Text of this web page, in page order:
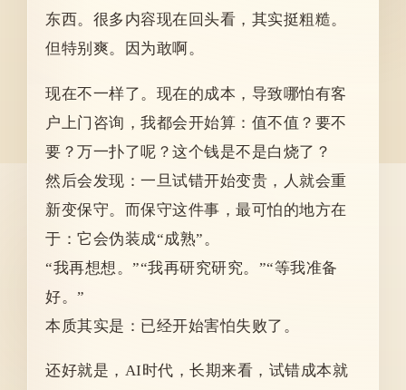
东西。很多内容现在回头看，其实挺粗糙。
但特别爽。因为敢啊。
现在不一样了。现在的成本，导致哪怕有客
户上门咨询，我都会开始算：值不值？要不
要？万一扑了呢？这个钱是不是白烧了？
然后会发现：一旦试错开始变贵，人就会重
新变保守。而保守这件事，最可怕的地方在
于：它会伪装成“成熟”。
“我再想想。”“我再研究研究。”“等我准备
好。”
本质其实是：已经开始害怕失败了。
还好就是，AI时代，长期来看，试错成本就